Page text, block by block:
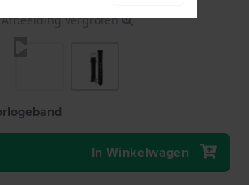
Afbeelding vergroten
In Winkelwagen